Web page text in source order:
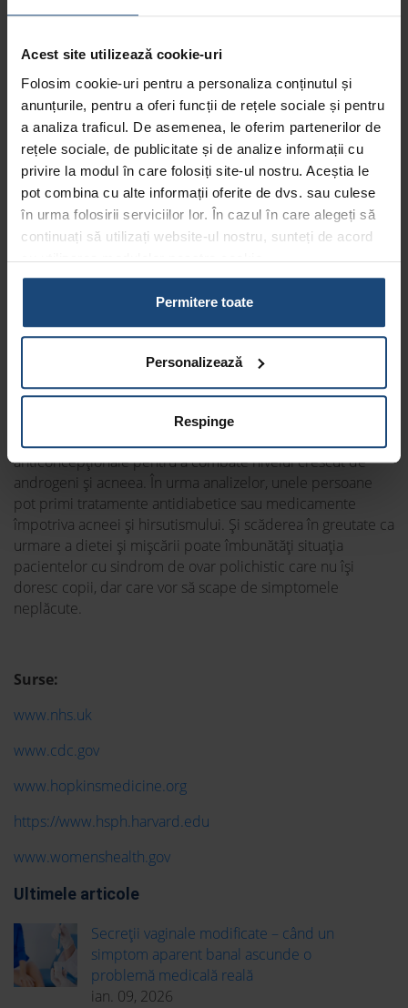
Acest site utilizează cookie-uri
Folosim cookie-uri pentru a personaliza conținutul și
anunțurile, pentru a oferi funcții de rețele sociale și pentru
a analiza traficul. De asemenea, le oferim partenerilor de
rețele sociale, de publicitate și de analize informații cu
privire la modul în care folosiți site-ul nostru. Aceștia le
pot combina cu alte informații oferite de dvs. sau culese
în urma folosirii serviciilor lor. În cazul în care alegeți să
continuați să utilizați website-ul nostru, sunteți de acord
cu utilizarea modulelor noastre cookie.
Aflați mai multe despre cine suntem, cum ne puteți
contacta și cum procesăm datele personale în
noastră de confidențialitate.
Permitere toate
Personalizează
Respinge
recomanda analize de sânge pentru a evalua nivelul
Tratamentul recomandate pentru
femeile cu ovare polichistice
Abordarea cazurilor femeilor care se confruntă cu
prezența ovarelor polichistice depinde de fiecare situație
în parte. Astfel, dacă o femeie își dorește un copil și nu
poate rămâne însărcinată, atunci poate primi din partea
medicului specialist în medicină reproductivă tratamente
pentru stimularea ovulației și recomandări în ceea ce
privește stilul de viață. Adoptarea unei diete echilibrate și
mișcarea pot duce la slăbire și la reglarea mecanismelor
insulinice. În multe cazuri, schimbarea stilului de viață
contribuie semnificativ la obținerea unei sarcini. Pe lângă
aceste soluții, o alta ar fi drillingul ovarian, adică intervenția
laparoscopică destinată distrugerii țesutului ovarian care
produce testosteron în exces.
În cazul femeilor care nu doresc să rămână însărcinate,
medicii ginecologi ar putea recomanda pilule
anticoncepționale pentru a combate nivelul crescut de
androgeni și acneea. În urma analizelor, unele persoane
pot primi tratamente antidiabetice sau medicamente
împotriva acneei și hirsutismului. Și scăderea în greutate ca
urmare a dietei și mișcării poate îmbunătăți situația
pacientelor cu sindrom de ovar polichistic care nu își
doresc copii, dar care vor să scape de simptomele
neplăcute.
Surse:
www.nhs.uk
www.cdc.gov
www.hopkinsmedicine.org
https://www.hsph.harvard.edu
www.womenshealth.gov
Ultimele articole
Secreții vaginale modificate – când un
simptom aparent banal ascunde o
problemă medicală reală
ian. 09, 2026